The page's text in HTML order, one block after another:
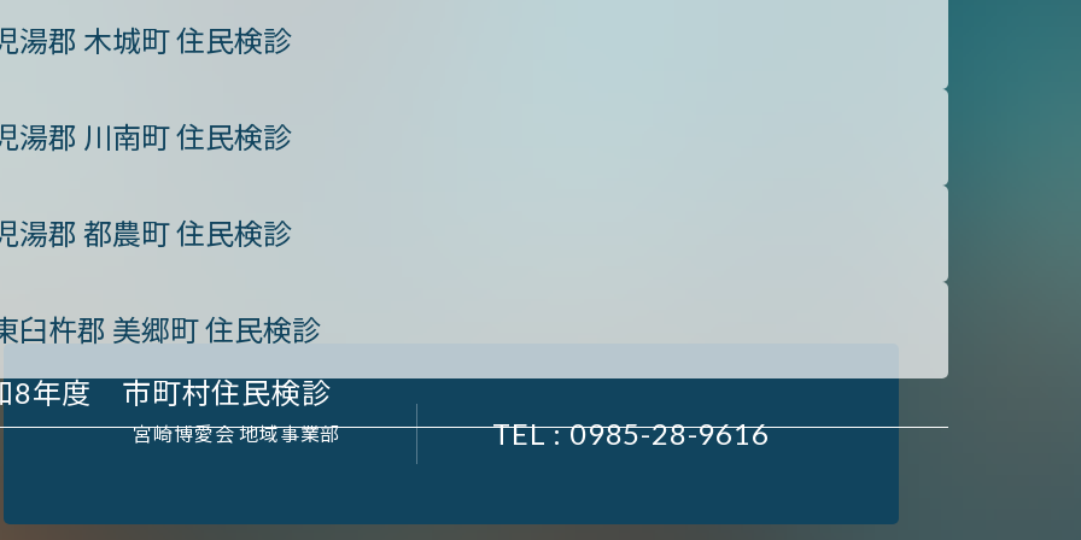
湯郡 木城町 住民検診
湯郡 川南町 住民検診
湯郡 都農町 住民検診
臼杵郡 美郷町 住民検診
8年度 市町村住民検診
宮崎博愛会 地域事業部 TEL : 0985-28-9616